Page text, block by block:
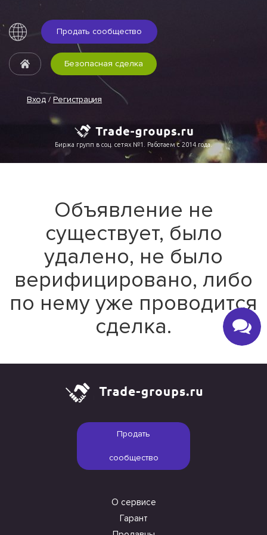
Продать сообщество
Вход / Регистрация
Безопасная сделка
Биржа групп в соц. сетях №1. Работаем с 2014 года.
Объявление не
существует, было
удалено, не было
верифицировано, либо
по нему уже проводится
сделка.
Продать
сообщество
О сервисе
Гарант